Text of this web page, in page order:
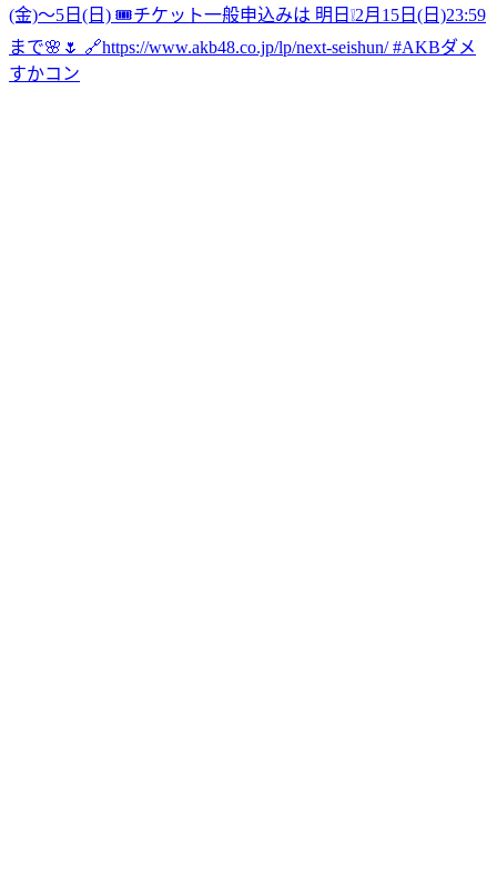
(金)〜5日(日) 🎟️チケット一般申込みは 明日❕2月15日(日)23:59
まで🌸🌷 🔗https://www.akb48.co.jp/lp/next-seishun/ #AKBダメ
すかコン